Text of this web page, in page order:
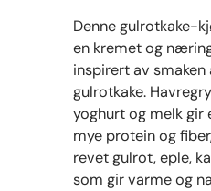
Denne gulrotkake-
en kremet og
inspirert av smaken
gulrotkake.
yoghurt og melk
mye protein og
revet gulrot, eple,
som gir varme og